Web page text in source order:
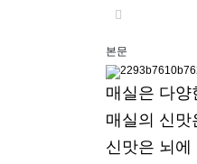
본문
매실은 다
매실의 신
신맛은 뇌